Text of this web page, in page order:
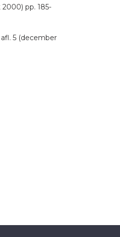
pp. 185-
5 (december